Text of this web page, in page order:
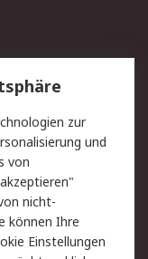
zur
und
von
nicht-
können Ihre
Einstellungen